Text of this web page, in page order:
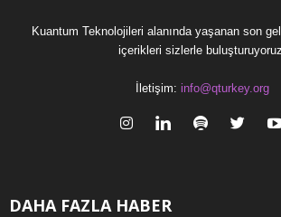
Kuantum Teknolojileri alanında yaşanan son
içerikleri sizlerle buluşturuyoruz.
İletişim: info@qturkey.org
DAHA FAZLA HABER